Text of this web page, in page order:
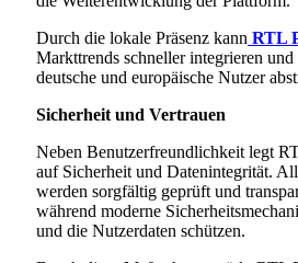
Durch die lokale Präsenz kann RTL
Markttrends schneller integrieren
deutsche und europäische Nutzer
Sicherheit und Vertrauen
Neben Benutzerfreundlichkeit legt
auf Sicherheit und Datenintegrität.
werden sorgfältig geprüft und
während moderne
und die Nutzerdaten schützen.